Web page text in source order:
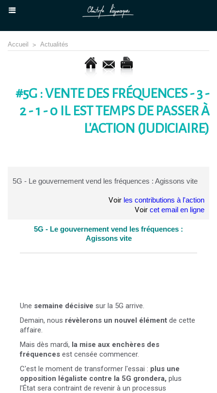
Accueil > Actualités
#5G : VENTE DES FRÉQUENCES - 3 -
2 - 1 - 0 IL EST TEMPS DE PASSER À
L'ACTION (JUDICIAIRE)
5G - Le gouvernement vend les fréquences : Agissons vite
Voir les contributions à l'action
Voir cet email en ligne
5G - Le gouvernement vend les fréquences :
Agissons vite
Une semaine décisive sur la 5G arrive.
Demain, nous révèlerons un nouvel élément de cette
affaire.
Mais dès mardi, la mise aux enchères des
fréquences est censée commencer.
C'est le moment de transformer l'essai : plus une
opposition légaliste contre la 5G grondera, plus
l'État sera contraint de revenir à un processus